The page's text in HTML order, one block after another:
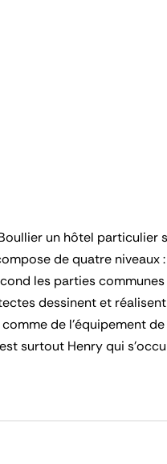
un hôtel particulier
de quatre niveaux
les parties
dessinent et
de l'équipement
surtout Henry qui